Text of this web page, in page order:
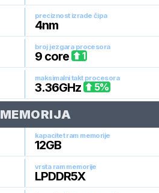
preciznost izrade čipa
4nm
broj jezgara procesora
9 core 1
maksimalni takt procesora
3.36GHz 5%
MEMORIJA
kapacitet ram memorije
12GB
vrsta ram memorije
LPDDR5X